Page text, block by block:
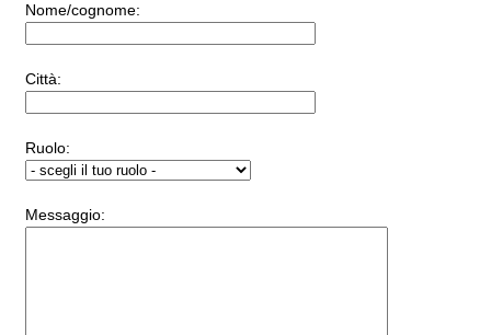
Nome/cognome:
Città:
Ruolo:
Messaggio: